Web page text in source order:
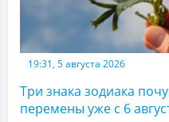
19:31, 5 августа 2026
Три знака зодиака
перемены уже с 6